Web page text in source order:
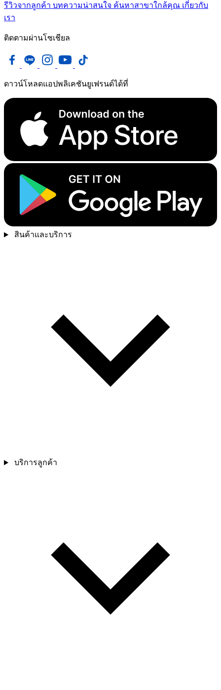
รีวิวจากลูกค้า บทความน่าสนใจ ค้นหาสาขาใกล้คุณ เกี่ยวกับ
เรา
ติดตามผ่านโซเชียล
ดาวน์โหลดแอปพลิเคชันยูเฟรนด์ได้ที่
สินค้าและบริการ
บริการลูกค้า